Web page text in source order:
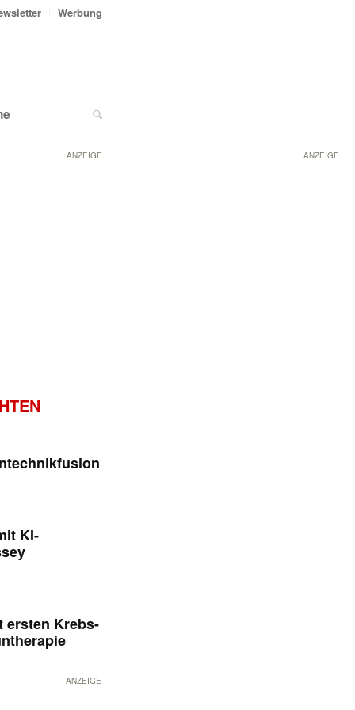
ANZEIGE
Werbung
ANZEIGE
KI-
ersten Krebs-
ANZEIGE